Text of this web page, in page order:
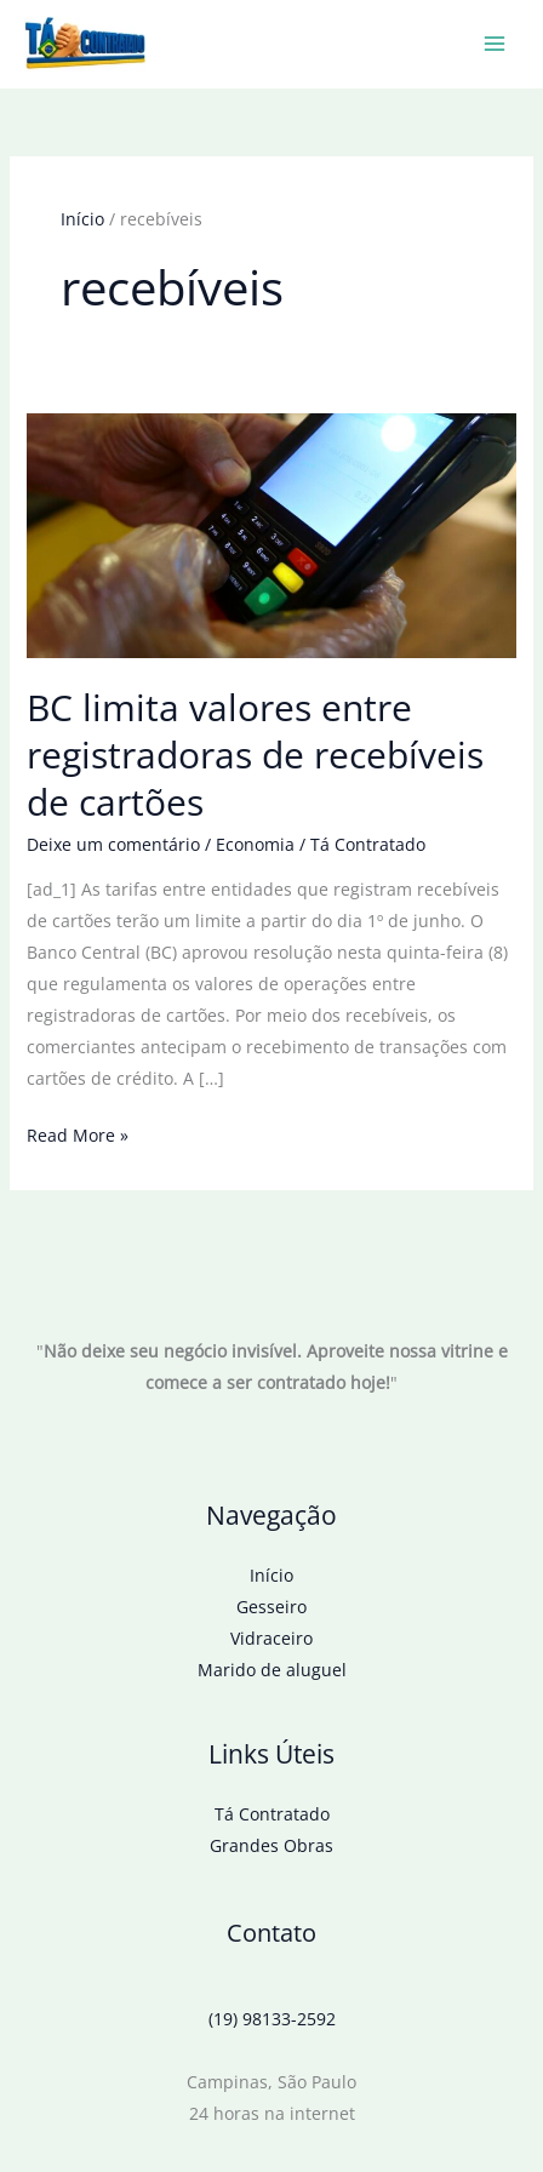
Início recebíveis
recebíveis
BC limita valores entre
registradoras de recebíveis
de cartões
Deixe um comentário / Economia / Tá Contratado
[ad_1] As tarifas entre entidades que registram recebíveis
de cartões terão um limite a partir do dia 1º de junho. O
Banco Central (BC) aprovou resolução nesta quinta-feira (8)
que regulamenta os valores de operações entre
registradoras de cartões. Por meio dos recebíveis, os
comerciantes antecipam o recebimento de transações com
cartões de crédito. A […]
BC
de
Read More »
"Não deixe seu negócio invisível. Aproveite nossa vitrine e
comece a ser contratado hoje!"
Navegação
Início
Gesseiro
Vidraceiro
Marido de aluguel
Links Úteis
Tá Contratado
Grandes Obras
Contato
(19) 98133-2592
Campinas, São Paulo
24 horas na internet